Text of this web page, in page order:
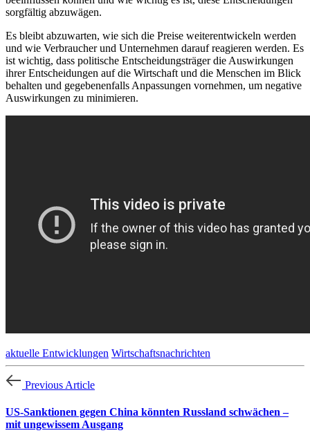
sorgfältig abzuwägen.
Es bleibt abzuwarten, wie sich die Preise weiterentwickeln werden
und wie Verbraucher und Unternehmen darauf reagieren werden. Es
ist wichtig, dass politische Entscheidungsträger die Auswirkungen
ihrer Entscheidungen auf die Wirtschaft und die Menschen im Blick
behalten und gegebenenfalls Anpassungen vornehmen, um negative
Auswirkungen zu minimieren.
aktuelle Entwicklungen Wirtschaftsnachrichten
Previous Article
US-Sanktionen gegen China könnten Russland schwächen –
mit ungewissem Ausgang